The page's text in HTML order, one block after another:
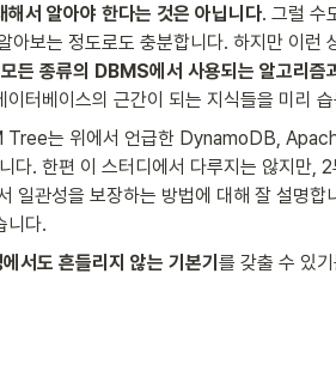
서 알아야 한다는 것은 아닙니다. 그럴 수
아보는 정도로도 충분합니다. 하지만 이런
든 종류의 DBMS에서 사용되는 알고리즘
터베이스의 근간이 되는 지식들을 미리
Tree는 위에서 언급한 DynamoDB,
다. 한편 이 스터디에서 다루지는 않지만,
관성을 보장하는 방법에 대해 잘 설명
니다.
서도 흔들리지 않는 기본기 를 갖출 수 있